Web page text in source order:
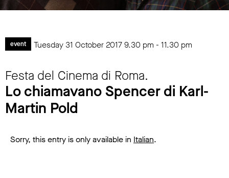
event Tuesday 31 October 20179.30 pm - 11.30 pm
Festa del Cinema di Roma.
Lo chiamavano Spencer di Karl-
Martin Pold
Sorry, this entry is only available in Italian.